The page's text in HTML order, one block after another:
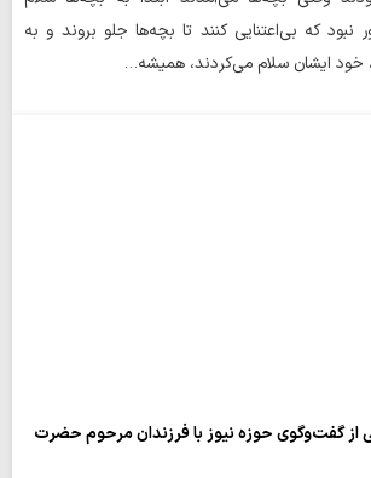
نبود که بی‌اعتنایی کنند تا بچه‌ها جلو بروند و به
خود ایشان سلام می‌کردند، همیشه…
از گفت‌وگوی حوزه نیوز با فرزندان مرحوم حضرت